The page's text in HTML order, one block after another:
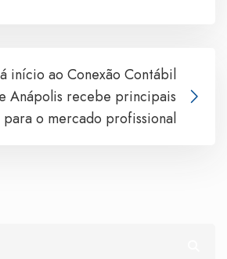
início ao Conexão Contábil
Anápolis recebe principais
para o mercado profissional